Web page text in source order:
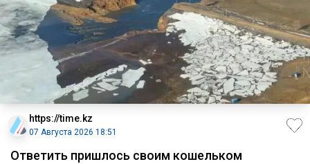
https://time.kz
07 Августа 2026 18:51
Ответить пришлось своим кошельком